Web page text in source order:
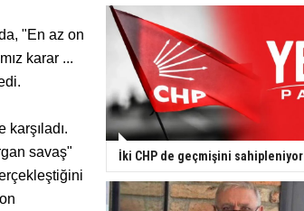
"En az on
karar ...
savaş"
İki CHP de geçmişini sahipleniyor